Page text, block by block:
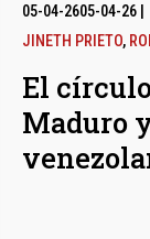
05-04-2605-04-26
JINETH PRIETO,
El
Maduro